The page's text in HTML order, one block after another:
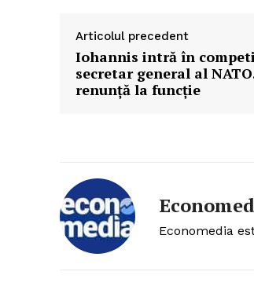
Articolul precedent
Iohannis intră în
secretar general al
renunță la funcție
Economedia